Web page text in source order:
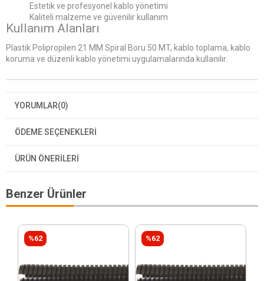
Estetik ve profesyonel kablo yönetimi
Kaliteli malzeme ve güvenilir kullanım
Kullanım Alanları
Plastik Polipropilen 21 MM Spiral Boru 50 MT, kablo toplama, kablo
koruma ve düzenli kablo yönetimi uygulamalarında kullanılır.
YORUMLAR(0)
ÖDEME SEÇENEKLERI
ÜRÜN ÖNERILERI
Benzer Ürünler
%62 %62